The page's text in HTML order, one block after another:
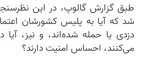
طبق گزارش گالوپ، در این
شد که آیا به پلیس کشورشان اعتماد
دزدی یا حمله شده‌اند، و نیز،
می‌کنند، احساس امنیت دارند؟